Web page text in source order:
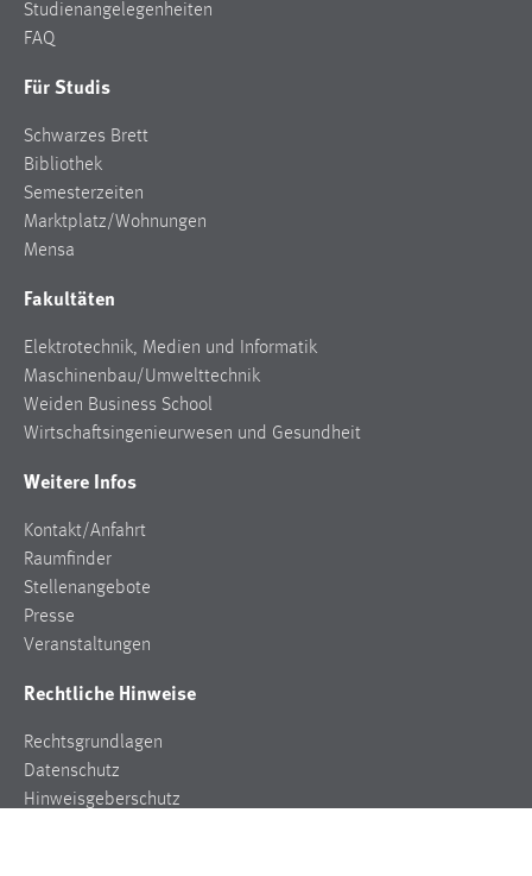
Studienangelegenheiten
FAQ
Für Studis
Schwarzes Brett
Bibliothek
Semesterzeiten
Marktplatz/Wohnungen
Mensa
Fakultäten
Elektrotechnik, Medien und Informatik
Maschinenbau/Umwelttechnik
Weiden Business School
Wirtschaftsingenieurwesen und Gesundheit
Weitere Infos
Kontakt/Anfahrt
Raumfinder
Stellenangebote
Presse
Veranstaltungen
Rechtliche Hinweise
Rechtsgrundlagen
Datenschutz
Hinweisgeberschutz